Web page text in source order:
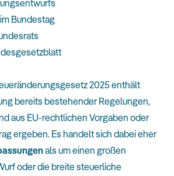
Bundestag
2025 enthält
bereits bestehender Regelungen,
aus EU-rechtlichen Vorgaben oder
ergeben. Es handelt sich dabei eher
als um einen großen
oder die breite steuerliche